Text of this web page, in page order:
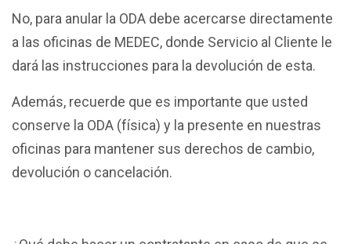
No, para anular la ODA debe acercarse directamente
a las oficinas de MEDEC, donde Servicio al Cliente le
dará las instrucciones para la devolución de esta.
Además, recuerde que es importante que usted
conserve la ODA (física) y la presente en nuestras
oficinas para mantener sus derechos de cambio,
devolución o cancelación.